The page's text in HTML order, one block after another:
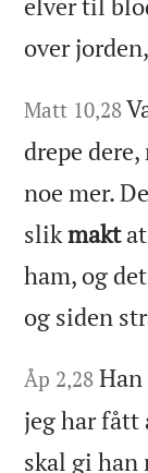
over
Matt 10,28
drepe
noe mer.
slikmaktat
ham, og
og siden
Åp 2,28
jeg har fått
skal gi han